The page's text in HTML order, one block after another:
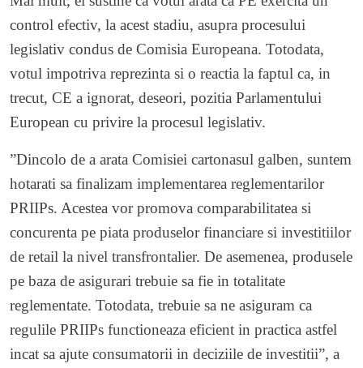
control efectiv, la acest stadiu, asupra procesului
legislativ condus de Comisia Europeana. Totodata,
votul impotriva reprezinta si o reactia la faptul ca, in
trecut, CE a ignorat, deseori, pozitia Parlamentului
European cu privire la procesul legislativ.
”Dincolo de a arata Comisiei cartonasul galben, suntem
hotarati sa finalizam implementarea reglementarilor
PRIIPs. Acestea vor promova comparabilitatea si
concurenta pe piata produselor financiare si investitiilor
de retail la nivel transfrontalier. De asemenea, produsele
pe baza de asigurari trebuie sa fie in totalitate
reglementate. Totodata, trebuie sa ne asiguram ca
regulile PRIIPs functioneaza eficient in practica astfel
incat sa ajute consumatorii in deciziile de investitii”, a